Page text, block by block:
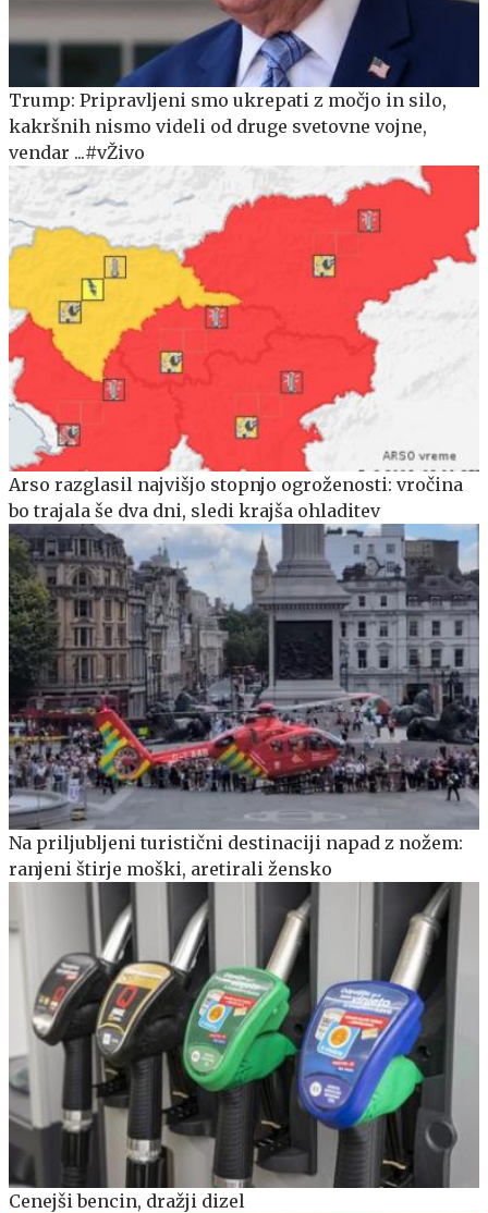
Trump: Pripravljeni smo ukrepati z močjo in silo,
kakršnih nismo videli od druge svetovne vojne,
vendar ...#vŽivo
Arso razglasil najvišjo stopnjo ogroženosti: vročina
bo trajala še dva dni, sledi krajša ohladitev
Na priljubljeni turistični destinaciji napad z nožem:
ranjeni štirje moški, aretirali žensko
Cenejši bencin, dražji dizel